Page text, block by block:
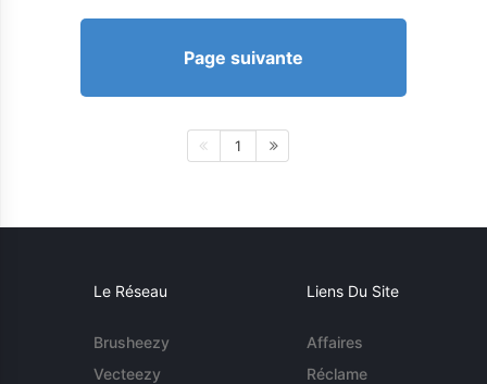
Page suivante
1
Le Réseau
Brusheezy
Vecteezy
Liens Du Site
Affaires
Réclame